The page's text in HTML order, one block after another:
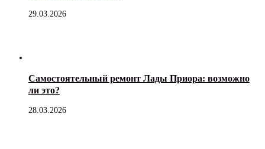
29.03.2026
Самостоятельный ремонт Лады Приора: возможно
ли это?
28.03.2026